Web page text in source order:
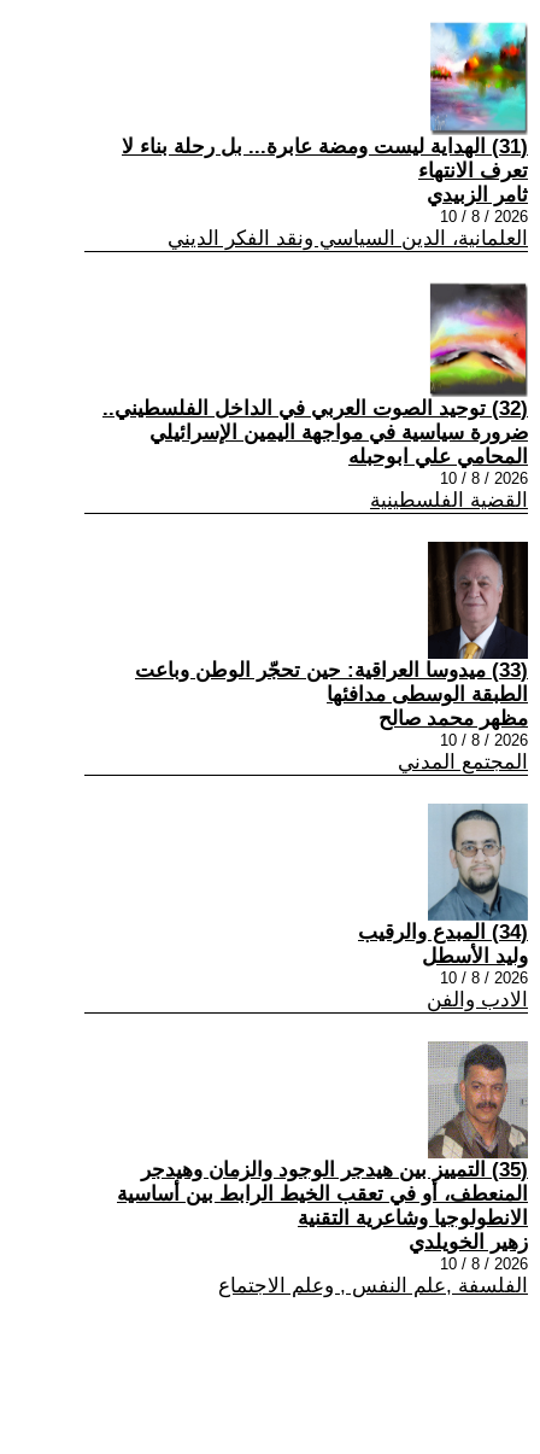
(31) الهداية ليست ومضة عابرة... بل رحلة بناء لا
تعرف الانتهاء
ثامر الزبيدي
2026 / 8 / 10
العلمانية، الدين السياسي ونقد الفكر الديني
(32) توحيد الصوت العربي في الداخل الفلسطيني..
ضرورة سياسية في مواجهة اليمين الإسرائيلي
المحامي علي ابوحبله
2026 / 8 / 10
القضية الفلسطينية
(33) ميدوسا العراقية: حين تحجّر الوطن وباعت
الطبقة الوسطى مدافئها
مظهر محمد صالح
2026 / 8 / 10
المجتمع المدني
(34) المبدع والرقيب
وليد الأسطل
2026 / 8 / 10
الادب والفن
(35) التمييز بين هيدجر الوجود والزمان وهيدجر
المنعطف، أو في تعقب الخيط الرابط بين أساسية
الانطولوجيا وشاعرية التقنية
زهير الخويلدي
2026 / 8 / 10
الفلسفة ,علم النفس , وعلم الاجتماع